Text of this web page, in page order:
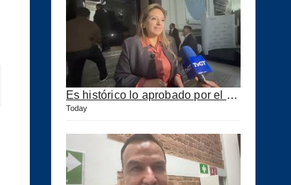
Es histórico lo aprobado por el Congreso ahora se podrán construir puertos privados
Today